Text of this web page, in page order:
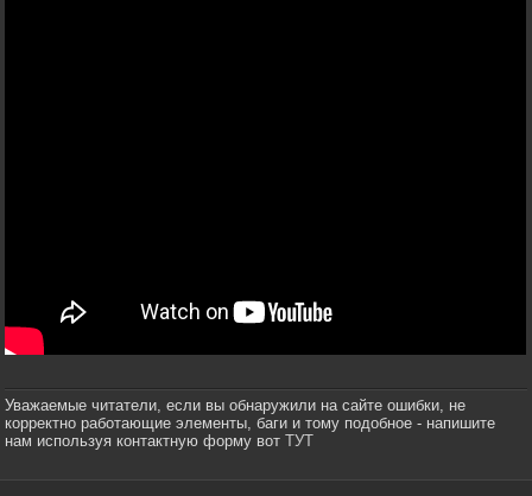
Уважаемые читатели, если вы обнаружили на сайте ошибки, не
корректно работающие элементы, баги и тому подобное - напишите
нам используя контактную форму вотТУТ